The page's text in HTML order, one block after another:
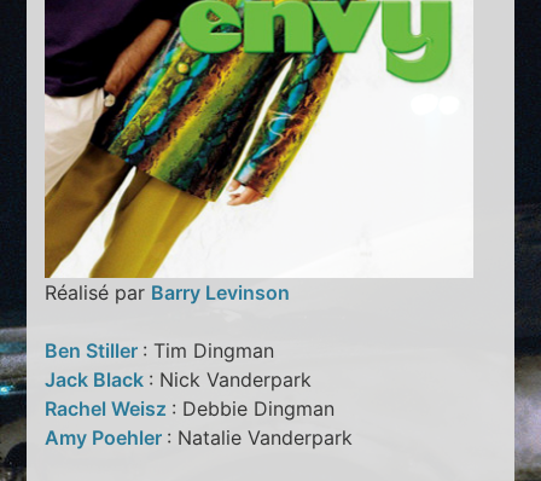
Réalisé par Barry Levinson
Ben Stiller : Tim Dingman
Jack Black : Nick Vanderpark
Rachel Weisz : Debbie Dingman
Amy Poehler : Natalie Vanderpark